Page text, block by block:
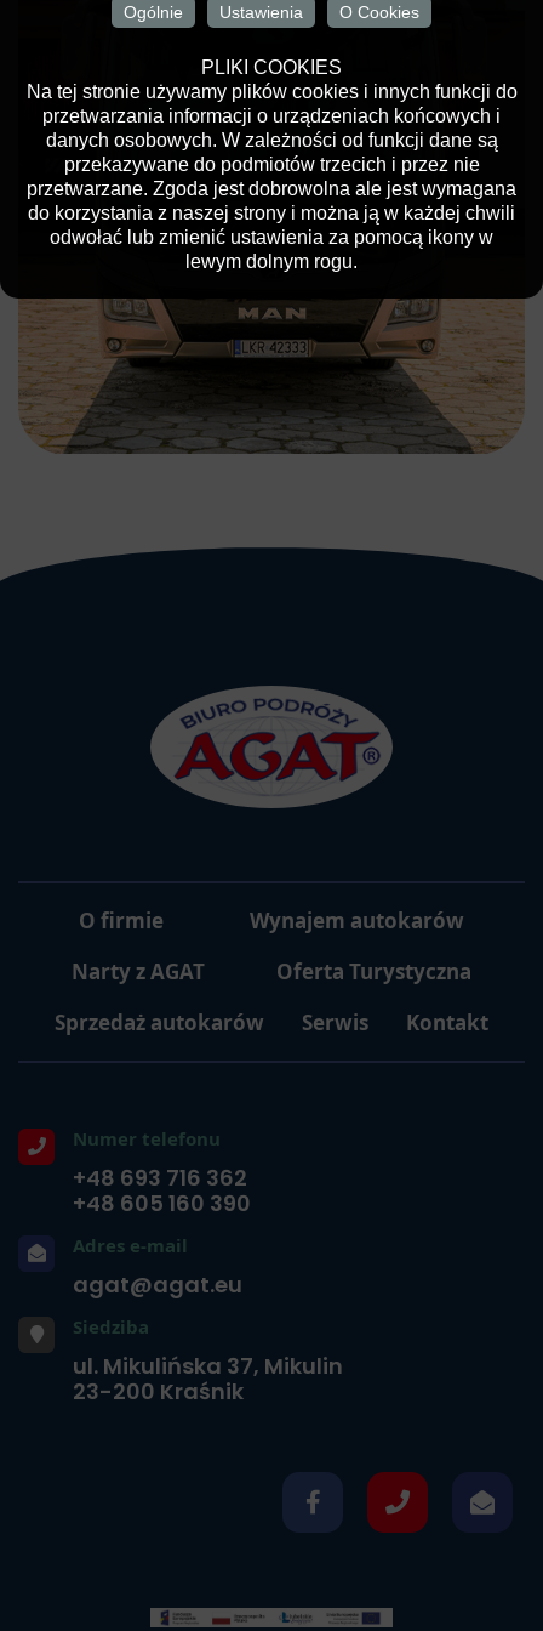
O firmie
Wynajem autokarów
Narty z AGAT
Oferta Turystyczna
Sprzedaż autokarów
Serwis Kontakt
Numer telefonu
+48 693 716 362
+48 605 160 390
Adres e-mail
agat@agat.eu
Siedziba
ul. Mikulińska 37, Mikulin
23-200 Kraśnik
fb tel mail
PLIKI COOKIES
Na tej stronie używamy plików cookies i innych funkcji do
przetwarzania informacji o urządzeniach końcowych i
danych osobowych. W zależności od funkcji dane są
przekazywane do podmiotów trzecich i przez nie
przetwarzane. Zgoda jest dobrowolna ale jest wymagana
do korzystania z naszej strony i można ją w każdej chwili
odwołać lub zmienić ustawienia za pomocą ikony w
lewym dolnym rogu.
Ogólnie Ustawienia O Cookies